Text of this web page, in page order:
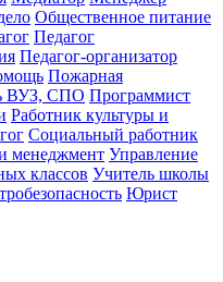
Общественное питание
Педагог
Педагог-организатор
Пожарная
ВУЗ, СПО Программист
Работник культуры и
Социальный работник
менеджмент Управление
классов Учитель школы
Юрист